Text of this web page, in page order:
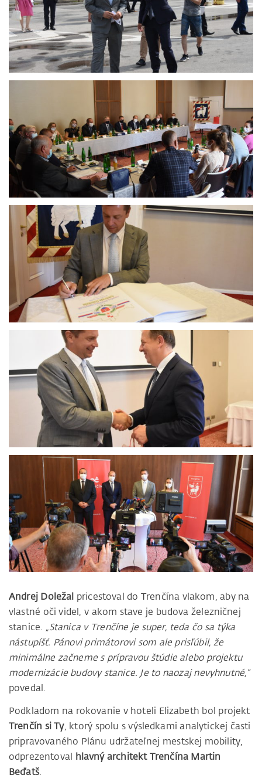
Andrej Doležal pricestoval do Trenčína vlakom, aby na
vlastné oči videl, v akom stave je budova železničnej
stanice. „Stanica v Trenčíne je super, teda čo sa týka
nástupíšť. Pánovi primátorovi som ale prisľúbil, že
minimálne začneme s prípravou štúdie alebo projektu
modernizácie budovy stanice. Je to naozaj nevyhnutné,“
povedal.
Podkladom na rokovanie v hoteli Elizabeth bol projekt
Trenčín si Ty, ktorý spolu s výsledkami analytickej časti
pripravovaného Plánu udržateľnej mestskej mobility,
odprezentoval hlavný architekt Trenčína Martin
Beďatš.